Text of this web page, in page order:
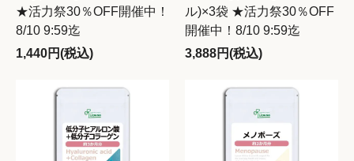
★活力祭30％OFF開催中！
8/10 9:59迄
1,440円(税込)
ル)×3袋 ★活力祭30％OFF
開催中！8/10 9:59迄
3,888円(税込)